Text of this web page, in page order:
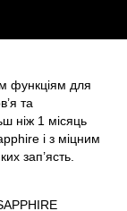
функціям для
та
ніж 1 місяць
і з міцним
зап’ясть.